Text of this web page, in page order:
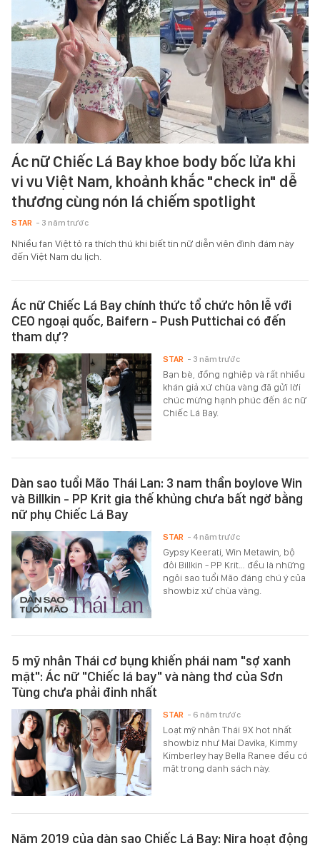
Ác nữ Chiếc Lá Bay khoe body bốc lửa khi
vi vu Việt Nam, khoảnh khắc "check in" dễ
thương cùng nón lá chiếm spotlight
STAR - 3 năm trước
Nhiều fan Việt tỏ ra thích thú khi biết tin nữ diễn viên đình đám này
đến Việt Nam du lịch.
Ác nữ Chiếc Lá Bay chính thức tổ chức hôn lễ với
CEO ngoại quốc, Baifern - Push Puttichai có đến
tham dự?
Bạn bè, đồng nghiệp và rất nhiều
khán giả xứ chùa vàng đã gửi lời
chúc mừng hạnh phúc đến ác nữ
Chiếc Lá Bay.
STAR - 3 năm trước
Dàn sao tuổi Mão Thái Lan: 3 nam thần boylove Win
và Billkin - PP Krit gia thế khủng chưa bất ngờ bằng
nữ phụ Chiếc Lá Bay
Gypsy Keerati, Win Metawin, bộ
đôi Billkin - PP Krit… đều là những
ngôi sao tuổi Mão đáng chú ý của
showbiz xứ chùa vàng.
STAR - 4 năm trước
5 mỹ nhân Thái cơ bụng khiến phái nam "sợ xanh
mặt": Ác nữ "Chiếc lá bay" và nàng thơ của Sơn
Tùng chưa phải đỉnh nhất
Loạt mỹ nhân Thái 9X hot nhất
showbiz như Mai Davika, Kimmy
Kimberley hay Bella Ranee đều có
mặt trong danh sách này.
STAR - 6 năm trước
Năm 2019 của dàn sao Chiếc Lá Bay: Nira hoạt động